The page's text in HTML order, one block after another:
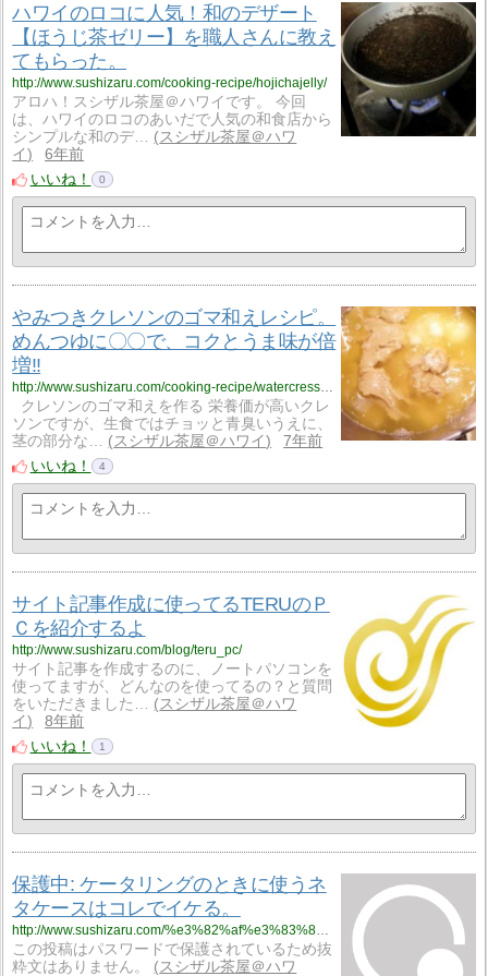
ハワイのロコに人気！和のデザート
【ほうじ茶ゼリー】を職人さんに教え
てもらった。
http://www.sushizaru.com/cooking-recipe/hojichajelly/
アロハ！スシザル茶屋＠ハワイです。 今回
は、ハワイのロコのあいだで人気の和食店から
シンプルな和のデ…
スシザル茶屋＠ハワ
イ
6年前
いいね！
0
やみつきクレソンのゴマ和えレシピ。
めんつゆに〇〇で、コクとうま味が倍
増‼
クレソンのゴマ和えを作る 栄養価が高いクレ
ソンですが、生食ではチョッと青臭いうえに、
茎の部分な…
スシザル茶屋＠ハワイ
7年前
いいね！
4
サイト記事作成に使ってるTERUのＰ
Ｃを紹介するよ
http://www.sushizaru.com/blog/teru_pc/
サイト記事を作成するのに、ノートパソコンを
使ってますが、どんなのを使ってるの？と質問
をいただきました…
スシザル茶屋＠ハワ
イ
8年前
いいね！
1
保護中: ケータリングのときに使うネ
タケースはコレでイケる。
この投稿はパスワードで保護されているため抜
粋文はありません。
スシザル茶屋＠ハワ